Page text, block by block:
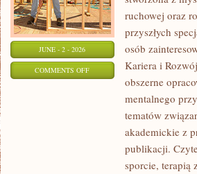
JUNE - 2 - 2026
COMMENTS OFFON
CIEKAWOSTKI
ruchowej oraz
przyszłych
osób
Kariera i
obszerne
mentalnego
tematów
akademickie z
publikacji.
sporcie, terapią